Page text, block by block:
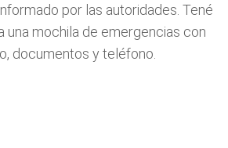
por las autoridades. Tené
una mochila de emergencias con
documentos y teléfono.